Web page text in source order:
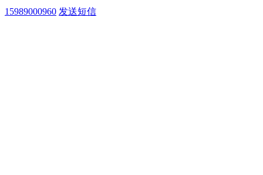
15989000960 发送短信